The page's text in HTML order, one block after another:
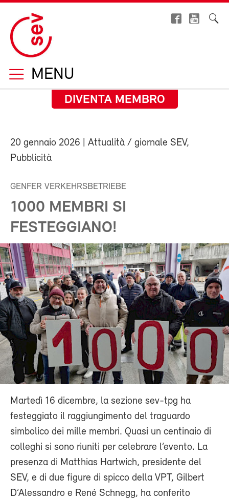
MENU
DIVENTA MEMBRO
20 gennaio 2026 | Attualità / giornale SEV,
Pubblicità
GENFER VERKEHRSBETRIEBE
1000 MEMBRI SI
FESTEGGIANO!
Martedì 16 dicembre, la sezione sev-tpg ha
festeggiato il raggiungimento del traguardo
simbolico dei mille membri. Quasi un centinaio di
colleghi si sono riuniti per celebrare l’evento. La
presenza di Matthias Hartwich, presidente del
SEV, e di due figure di spicco della VPT, Gilbert
D’Alessandro e René Schnegg, ha conferito